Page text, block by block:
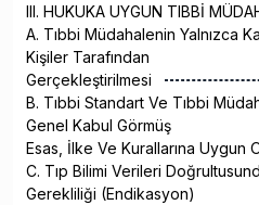
III. HUKUKA UYGUN TIBBİ
A. Tıbbi Müdahalenin Yalnızca
Kişiler Tarafından
Gerçekleştirilmesi
B. Tıbbi Standart Ve Tıbbi
Genel Kabul Görmüş
Esas, İlke Ve Kurallarına Uygun
C. Tıp Bilimi Verileri
Gerekliliği (Endikasyon)